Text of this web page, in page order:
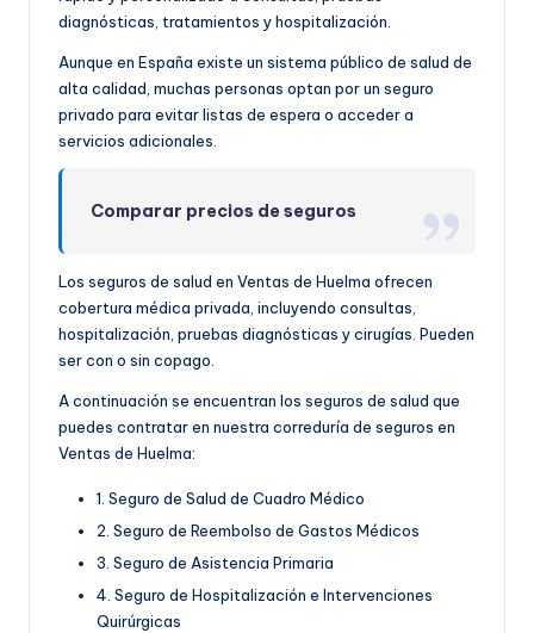
diagnósticas, tratamientos y hospitalización.
Aunque en España existe un sistema público de salud de
alta calidad, muchas personas optan por un seguro
privado para evitar listas de espera o acceder a
servicios adicionales.
Comparar precios de seguros
Los seguros de salud en Ventas de Huelma ofrecen
cobertura médica privada, incluyendo consultas,
hospitalización, pruebas diagnósticas y cirugías. Pueden
ser con o sin copago.
A continuación se encuentran los seguros de salud que
puedes contratar en nuestra correduría de seguros en
Ventas de Huelma:
1. Seguro de Salud de Cuadro Médico
2. Seguro de Reembolso de Gastos Médicos
3. Seguro de Asistencia Primaria
4. Seguro de Hospitalización e Intervenciones
Quirúrgicas